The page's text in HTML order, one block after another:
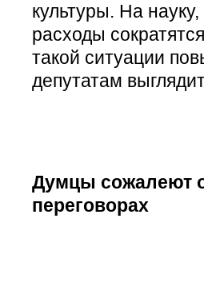
культуры. На
расходы
такой ситуации
депутатам
Думцы сожалеют
переговорах